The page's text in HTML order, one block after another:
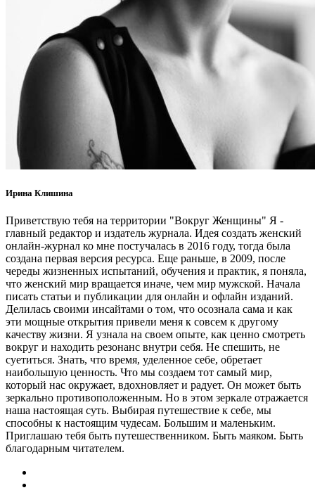
Ирина Клишина
Приветствую тебя на территории "Вокруг Женщины" Я -
главный редактор и издатель журнала. Идея создать женский
онлайн-журнал ко мне постучалась в 2016 году, тогда была
создана первая версия ресурса. Еще раньше, в 2009, после
череды жизненных испытаний, обучения и практик, я поняла,
что женский мир вращается иначе, чем мир мужской. Начала
писать статьи и публикации для онлайн и офлайн изданий.
Делилась своими инсайтами о том, что осознала сама и как
эти мощные открытия привели меня к совсем к другому
качеству жизни. Я узнала на своем опыте, как ценно смотреть
вокруг и находить резонанс внутри себя. Не спешить, не
суетиться. Знать, что время, уделенное себе, обретает
наибольшую ценность. Что мы создаем тот самый мир,
который нас окружает, вдохновляет и радует. Он может быть
зеркально противоположенным. Но в этом зеркале отражается
наша настоящая суть. Выбирая путешествие к себе, мы
способны к настоящим чудесам. Большим и маленьким.
Приглашаю тебя быть путешественником. Быть маяком. Быть
благодарным читателем.